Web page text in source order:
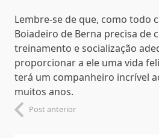
Lembre-se de que, como todo
Boiadeiro de Berna precisa de
treinamento e socialização
proporcionar a ele uma vida
terá um companheiro incrível
muitos anos.
Post anterior